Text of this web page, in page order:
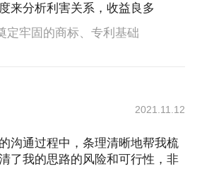
来分析利害关系，收益良多
定牢固的商标、专利基础
2021.11.12
沟通过程中，条理清晰地帮我梳
了我的思路的风险和可行性，非